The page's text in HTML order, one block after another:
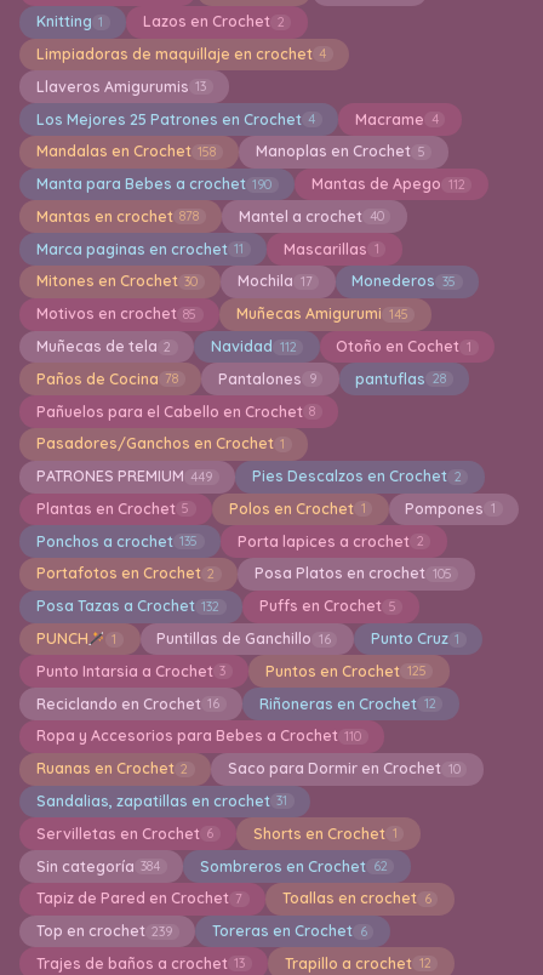
Knitting 1 Lazos en Crochet 2
Limpiadoras de maquillaje en crochet 4
Llaveros Amigurumis 13
Los Mejores 25 Patrones en Crochet 4 Macrame 4
Mandalas en Crochet 158 Manoplas en Crochet 5
Manta para Bebes a crochet 190 Mantas de Apego 112
Mantas en crochet 878 Mantel a crochet 40
Marca paginas en crochet 11 Mascarillas 1
Mitones en Crochet 30 Mochila 17 Monederos 35
Motivos en crochet 85 Muñecas Amigurumi 145
Muñecas de tela 2 Navidad 112 Otoño en Cochet 1
Paños de Cocina 78 Pantalones 9 pantuflas 28
Pañuelos para el Cabello en Crochet 8
Pasadores/Ganchos en Crochet 1
PATRONES PREMIUM 449 Pies Descalzos en Crochet 2
Plantas en Crochet 5 Polos en Crochet 1 Pompones 1
Ponchos a crochet 135 Porta lapices a crochet 2
Portafotos en Crochet 2 Posa Platos en crochet 105
Posa Tazas a Crochet 132 Puffs en Crochet 5
PUNCH 1 Puntillas de Ganchillo 16 Punto Cruz 1
Punto Intarsia a Crochet 3 Puntos en Crochet 125
Reciclando en Crochet 16 Riñoneras en Crochet 12
Ropa y Accesorios para Bebes a Crochet 110
Ruanas en Crochet 2 Saco para Dormir en Crochet 10
Sandalias, zapatillas en crochet 31
Servilletas en Crochet 6 Shorts en Crochet 1
Sin categoría 384 Sombreros en Crochet 62
Tapiz de Pared en Crochet 7 Toallas en crochet 6
Top en crochet 239 Toreras en Crochet 6
Trajes de baños a crochet 13 Trapillo a crochet 12